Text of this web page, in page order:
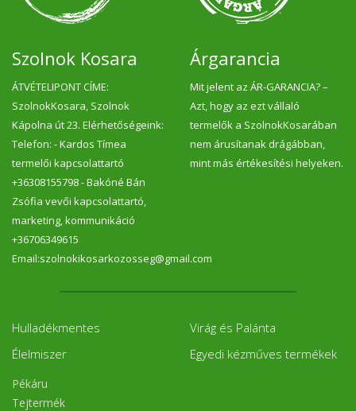
Szolnok Kosara
ÁTVÉTELIPONT CÍME:
SzolnokKosara, Szolnok
Kápolna út 23. Elérhetőségeink:
Telefon: - Kardos Tímea
termelői kapcsolattartó
+36308155798 - Bakóné Bán
Zsófia vevői kapcsolattartó,
marketing, kommunikáció
+36706349615
Email:szolnokikosarkozosseg@gmail.com
Árgarancia
Mit jelent az ÁR-GARANCIA? –
Azt, hogy az ezt vállaló
termelők a SzolnokKosarában
nem árusítanak drágábban,
mint más értékesítési helyeken.
Hulladékmentes
Élelmiszer
Pékáru
Tejtermék
Virág és Palánta
Egyedi kézműves termékek